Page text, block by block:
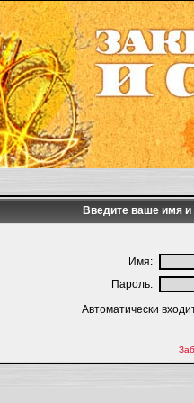
Введите ваше имя
Имя:
Пароль:
Автоматически